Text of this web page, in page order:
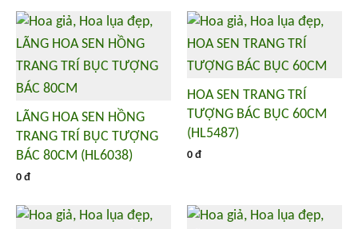
LÃNG HOA SEN HỒNG
TRANG TRÍ BỤC TƯỢNG
BÁC 80CM (HL6038)
0 đ
HOA SEN TRANG TRÍ
TƯỢNG BÁC BỤC 60CM
(HL5487)
0 đ